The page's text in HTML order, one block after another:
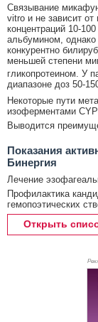
Связывание
vitro и не зависит от
концентраций 10-
альбумином, однако
конкурентно
меньшей степени
гликопротеином. У
диапазоне доз 50-
Некоторые пути
изоферментами
Выводится
Показания
Бинергия
Лечение
Профилактика
гемопоэтических
Открыть